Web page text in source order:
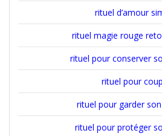
rituel d’amour
rituel magie rouge
rituel pour conserver
rituel pour
rituel pour garder
rituel pour protéger